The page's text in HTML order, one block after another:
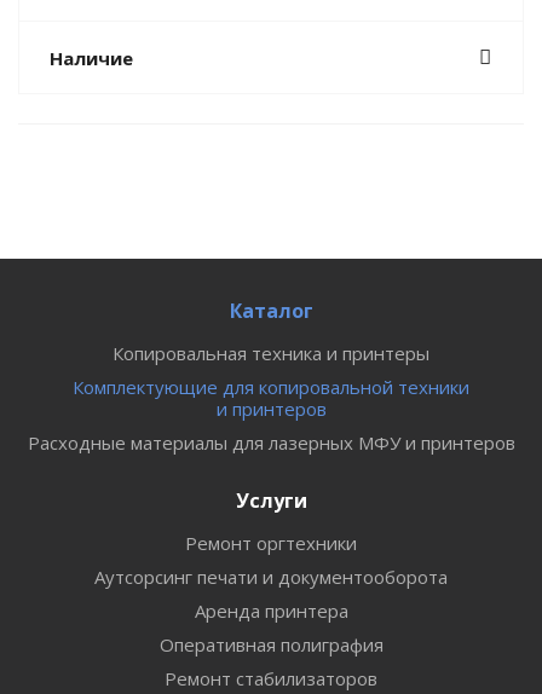
Наличие
Каталог
Копировальная техника и принтеры
Комплектующие для копировальной техники
и принтеров
Расходные материалы для лазерных МФУ и принтеров
Услуги
Ремонт оргтехники
Аутсорсинг печати и документооборота
Аренда принтера
Оперативная полиграфия
Ремонт стабилизаторов